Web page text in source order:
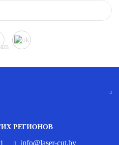
РЕГИОНОВ
info@laser-cut.by